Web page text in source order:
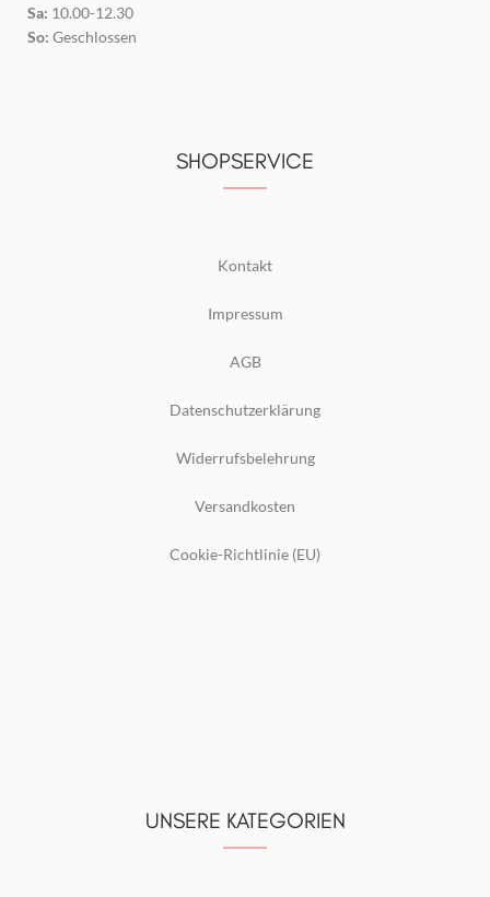
Sa: 10.00-12.30
So: Geschlossen
SHOPSERVICE
Kontakt
Impressum
AGB
Datenschutzerklärung
Widerrufsbelehrung
Versandkosten
Cookie-Richtlinie (EU)
UNSERE KATEGORIEN